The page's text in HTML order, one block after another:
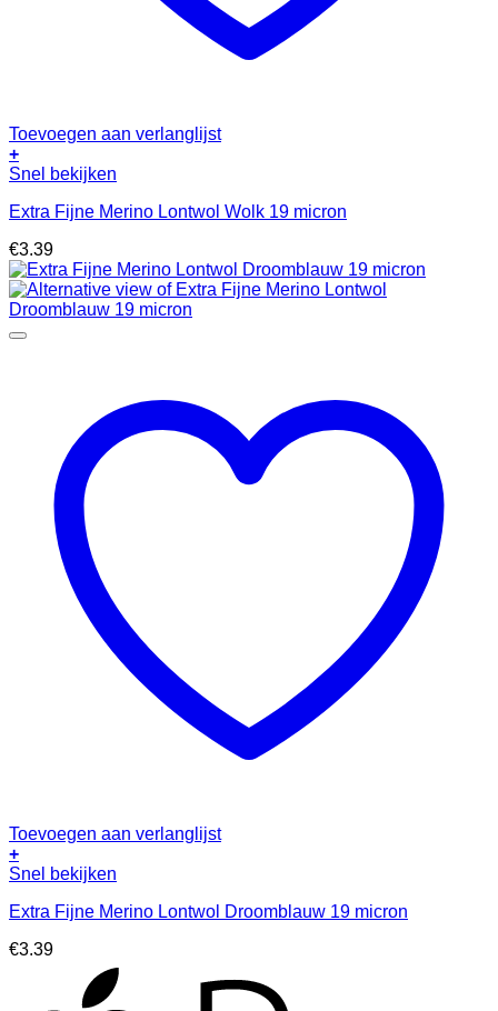
Toevoegen aan verlanglijst
+
Snel bekijken
Extra Fijne Merino Lontwol Wolk 19 micron
€3.39
Toevoegen aan verlanglijst
+
Snel bekijken
Extra Fijne Merino Lontwol Droomblauw 19 micron
€3.39